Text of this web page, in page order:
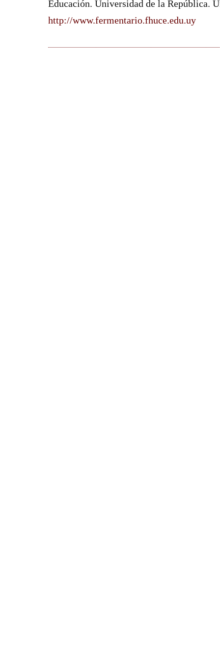
Educación. Universidad de la República.
http://www.fermentario.fhuce.edu.uy